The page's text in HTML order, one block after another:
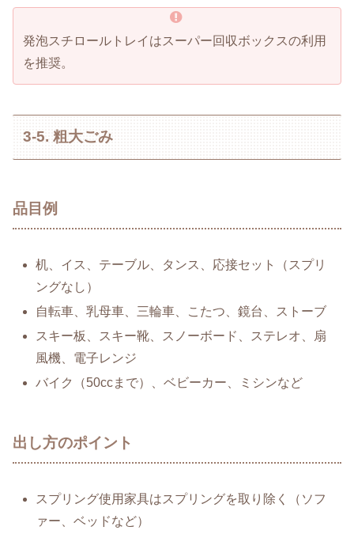
発泡スチロールトレイはスーパー回収ボックスの利用
を推奨。
3-5. 粗大ごみ
品目例
机、イス、テーブル、タンス、応接セット（スプリ
ングなし）
自転車、乳母車、三輪車、こたつ、鏡台、ストーブ
スキー板、スキー靴、スノーボード、ステレオ、扇
風機、電子レンジ
バイク（50ccまで）、ベビーカー、ミシンなど
出し方のポイント
スプリング使用家具はスプリングを取り除く（ソフ
ァー、ベッドなど）